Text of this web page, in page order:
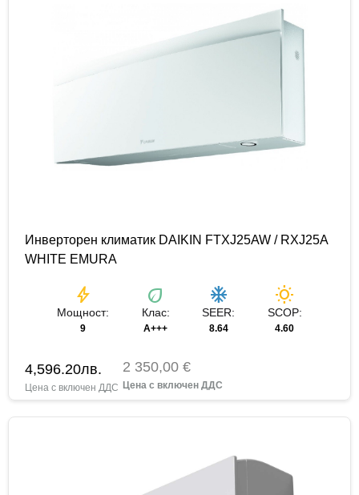
Инверторен климатик DAIKIN FTXJ25AW / RXJ25A
WHITE EMURA
bolt
Мощност:
9
eco
Клас:
A+++
ac_unit
SEER:
8.64
wb_sunny
SCOP:
4.60
4,596.20лв. 2 350,00 €